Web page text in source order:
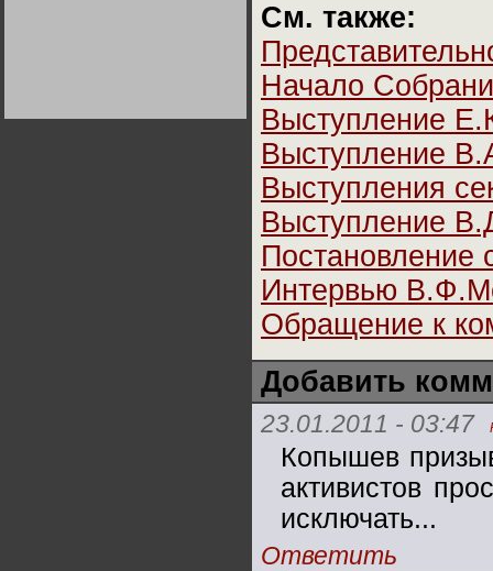
См. также:
Начало
Выступление
Выступление
Выступления
Выступление
Постановление
Интервью
Обращение к
Добавить
23.01.2011 - 03:47
Копышев
активистов
исключать...
Ответить